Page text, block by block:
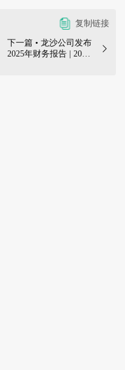
复制链接
下一篇 • 龙沙公司发布
2025年财务报告 | 2026
